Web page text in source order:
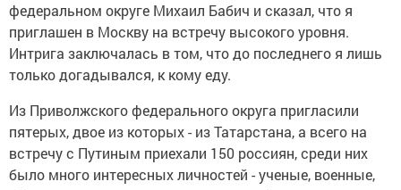
федеральном округе Михаил Бабич и сказал, что я
приглашен в Москву на встречу высокого уровня.
Интрига заключалась в том, что до последнего я лишь
только догадывался, к кому еду.
Из Приволжского федерального округа пригласили
пятерых, двое из которых - из Татарстана, а всего на
встречу с Путиным приехали 150 россиян, среди них
было много интересных личностей - ученые, военные,